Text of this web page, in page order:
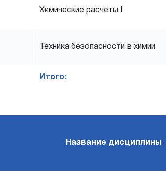
Химические расчеты I
Техника безопасности в химии
Итого:
Название дисциплины